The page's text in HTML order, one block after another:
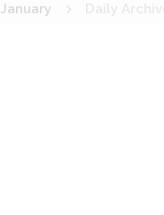
January